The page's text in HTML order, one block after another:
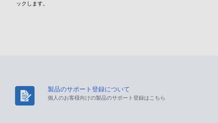
ックします。
製品のサポート登録について
個人のお客様向けの製品のサポート登録はこちら